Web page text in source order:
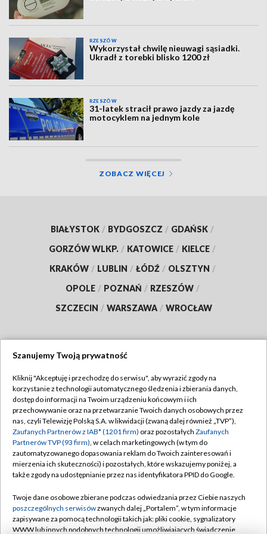
RZESZÓW
Wykorzystał chwilę nieuwagi sąsiadki.
Ukradł z torebki blisko 1200 zł
RZESZÓW
31-latek stracił prawo jazdy za jazdę
motocyklem na jednym kole
ZOBACZ WIĘCEJ
BIAŁYSTOK / BYDGOSZCZ / GDAŃSK /
GORZÓW WLKP. / KATOWICE / KIELCE /
KRAKÓW / LUBLIN / ŁÓDŹ / OLSZTYN /
OPOLE / POZNAŃ / RZESZÓW /
SZCZECIN / WARSZAWA / WROCŁAW
TVP
Abonament TVP
Emisja w TVP
Centrum informacji TVP
Naziemna Telewizja Cyfrowa
Rada Programowa
System NOS
Regulamin TVP
Polityka prywatności
Moje zgody
Pomoc
Kontakt
Szanujemy Twoją prywatność
Kliknij "Akceptuję i przechodzę do serwisu", aby wyrazić zgody na
korzystanie z technologii automatycznego śledzenia i zbierania danych,
dostęp do informacji na Twoim urządzeniu końcowym i ich
przechowywanie oraz na przetwarzanie Twoich danych osobowych przez
nas, czyli Telewizję Polską S.A. w likwidacji (zwaną dalej również „TVP”),
Zaufanych Partnerów z IAB* (1201 firm) oraz pozostałych Zaufanych
Partnerów TVP (93 firm), w celach marketingowych (w tym do
zautomatyzowanego dopasowania reklam do Twoich zainteresowań i
mierzenia ich skuteczności) i pozostałych, które wskazujemy poniżej, a
także zgody na udostępnianie przez nas identyfikatora PPID do Google.
Twoje dane osobowe zbierane podczas odwiedzania przez Ciebie naszych
poszczególnych serwisówzwanych dalej „Portalem”, w tym informacje
zapisywane za pomocą technologii takich jak: pliki cookie, sygnalizatory
WWW lub innych podobnych technologii umożliwiających świadczenie